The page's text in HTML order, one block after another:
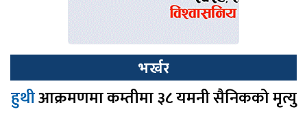
भर्खर
हुथीआक्रमणमा कम्तीमा ३८ यमनी सैनिकको मृत्यु